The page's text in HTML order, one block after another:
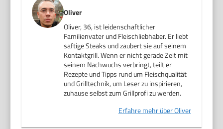
Oliver
Oliver, 36, ist leidenschaftlicher
Familienvater und Fleischliebhaber. Er liebt
saftige Steaks und zaubert sie auf seinem
Kontaktgrill. Wenn er nicht gerade Zeit mit
seinem Nachwuchs verbringt, teilt er
Rezepte und Tipps rund um Fleischqualität
und Grilltechnik, um Leser zu inspirieren,
zuhause selbst zum Grillprofi zu werden.
Erfahre mehr über Oliver